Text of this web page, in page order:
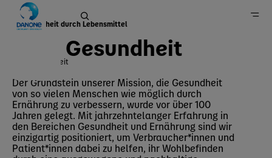
Home
Nachhaltigkeit
Gesundheit
Gesundheit durch Lebensmittel
Gesundheit
Der Grundstein unserer Mission, die Gesundheit
von so vielen Menschen wie möglich durch
Ernährung zu verbessern, wurde vor über 100
Jahren gelegt. Mit jahrzehntelanger Erfahrung in
den Bereichen Gesundheit und Ernährung sind wir
einzigartig positioniert, um Verbraucher*innen und
Patient*innen dabei zu helfen, ihr Wohlbefinden